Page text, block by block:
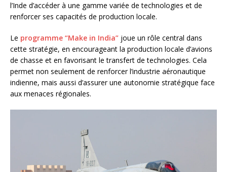
l’Inde d’accéder à une gamme variée de technologies et de
renforcer ses capacités de production locale.
Le programme “Make in India” joue un rôle central dans
cette stratégie, en encourageant la production locale d’avions
de chasse et en favorisant le transfert de technologies. Cela
permet non seulement de renforcer l’industrie aéronautique
indienne, mais aussi d’assurer une autonomie stratégique face
aux menaces régionales.